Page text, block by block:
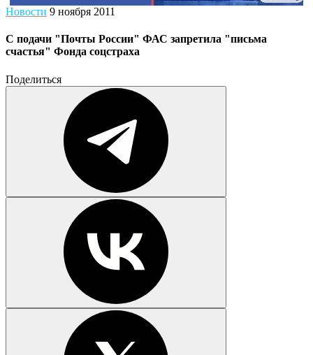
Новости 9 ноября 2011
С подачи "Почты России" ФАС запретила "письма
счастья" Фонда соцстраха
Поделиться